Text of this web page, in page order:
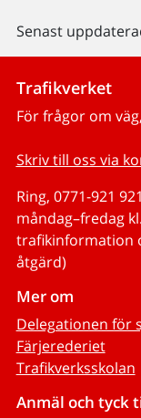
Senast
Trafikverket
För frågor om
Skriv till oss via
Ring, 0771-921 921
måndag–fredag
trafikinformation
åtgärd)
Mer om
Delegationen för
Färjerederiet
Trafikverksskolan
Anmäl och tyck